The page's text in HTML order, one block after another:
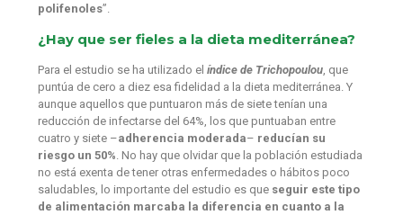
polifenoles”.
¿Hay que ser fieles a la dieta mediterránea?
Para el estudio se ha utilizado elíndice de Trichopoulou , que
puntúa de cero a diez esa fidelidad a la dieta mediterránea. Y
aunque aquellos que puntuaron más de siete tenían una
reducción de infectarse del 64%, los que puntuaban entre
cuatro y siete –adherencia moderada– reducían su
riesgo un 50% . No hay que olvidar que la población estudiada
no está exenta de tener otras enfermedades o hábitos poco
saludables, lo importante del estudio es que seguir este tipo
de alimentación marcaba la diferencia en cuanto a la